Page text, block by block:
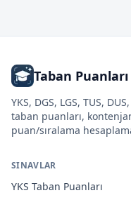
Taban Puanları
YKS, DGS, LGS, TUS,
taban puanları,
puan/sıralama
SINAVLAR
YKS Taban Puanları